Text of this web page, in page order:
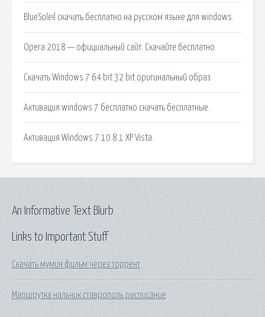
BlueSoleil скачать бесплатно на русском языке для windows.
Opera 2018 — официальный сайт. Скачайте бесплатно.
Скачать Windows 7 64 bit 32 bit оригинальный образ.
Активация windows 7 бесплатно скачать бесплатные.
Активация Windows 7 10 8.1 XP Vista.
Links to Important Stuff
Скачать мумия фильм через торрент
Маршрутка нальчик ставрополь расписание
An Informative Text Blurb